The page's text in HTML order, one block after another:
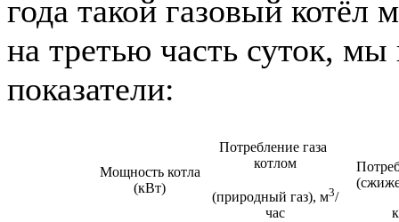
года такой газовый котёл
на третью часть суток,
показатели:
Мощность котла
(кВт)
Потребление газа
котлом
(природный газ), м3/
час